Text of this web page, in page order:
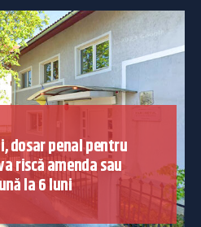
dosar penal pentru
riscă amenda sau
la 6 luni